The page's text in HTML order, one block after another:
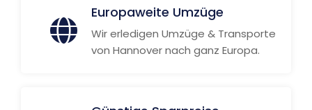
Europaweite Umzüge
Wir erledigen Umzüge & Transporte
von Hannover nach ganz Europa.